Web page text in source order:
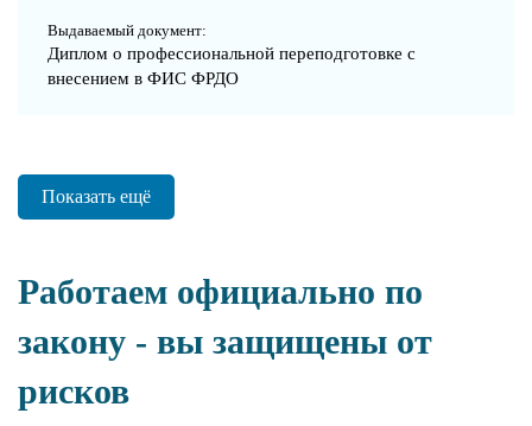
Выдаваемый документ:
Диплом о профессиональной переподготовке с
внесением в ФИС ФРДО
Показать ещё
Работаем официально по
закону - вы защищены от
рисков